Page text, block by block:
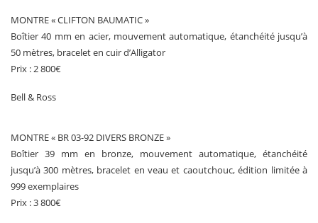
MONTRE « CLIFTON BAUMATIC »
Boîtier 40 mm en acier, mouvement automatique, étanchéité jusqu’à
50 mètres, bracelet en cuir d’Alligator
Prix : 2 800€
Bell & Ross
MONTRE « BR 03-92 DIVERS BRONZE »
Boîtier 39 mm en bronze, mouvement automatique, étanchéité
jusqu’à 300 mètres, bracelet en veau et caoutchouc, édition limitée à
999 exemplaires
Prix : 3 800€